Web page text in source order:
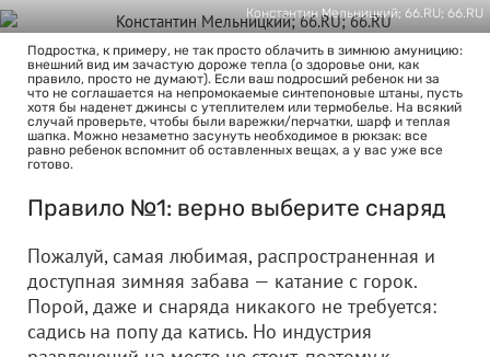
Константин Мельницкий; 66.RU; 66.RU
Подростка, к примеру, не так просто облачить в зимнюю амуницию:
внешний вид им зачастую дороже тепла (о здоровье они, как
правило, просто не думают). Если ваш подросший ребенок ни за
что не соглашается на непромокаемые синтепоновые штаны, пусть
хотя бы наденет джинсы с утеплителем или термобелье. На всякий
случай проверьте, чтобы были варежки/перчатки, шарф и теплая
шапка. Можно незаметно засунуть необходимое в рюкзак: все
равно ребенок вспомнит об оставленных вещах, а у вас уже все
готово.
Правило №1: верно выберите снаряд
Пожалуй, самая любимая, распространенная и
доступная зимняя забава — катание с горок.
Порой, даже и снаряда никакого не требуется:
садись на попу да катись. Но индустрия